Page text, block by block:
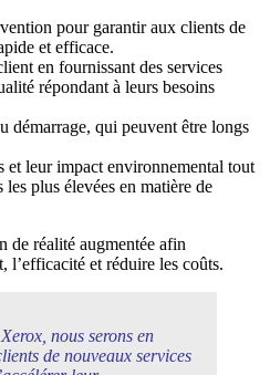
pour garantir aux clients de
et efficace.
en fournissant des services
répondant à leurs besoins
démarrage, qui peuvent être longs
et leur impact environnemental tout
plus élevées en matière de
de réalité augmentée afin
l’efficacité et réduire les coûts.
nous serons en
de nouveaux services